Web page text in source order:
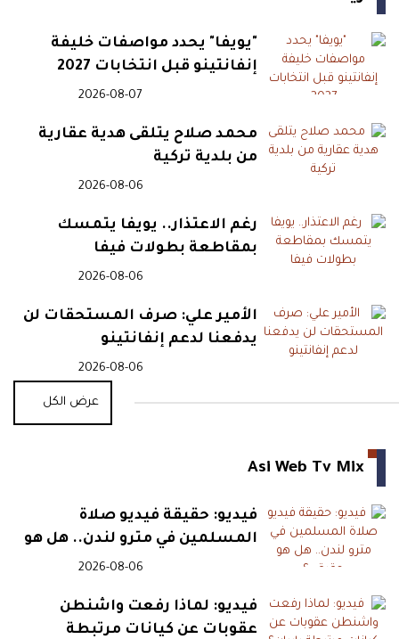
"يويفا" يحدد مواصفات خليفة
إنفانتينو قبل انتخابات 2027
2026-08-07
محمد صلاح يتلقى هدية عقارية
من بلدية تركية
2026-08-06
رغم الاعتذار.. يويفا يتمسك
بمقاطعة بطولات فيفا
2026-08-06
الأمير علي: صرف المستحقات لن
يدفعنا لدعم إنفانتينو
2026-08-06
عرض الكل
Asi Web Tv Mix
فيديو: حقيقة فيديو صلاة
المسلمين في مترو لندن.. هل هو
2026-08-06
فيديو: لماذا رفعت واشنطن
عقوبات عن كيانات مرتبطة